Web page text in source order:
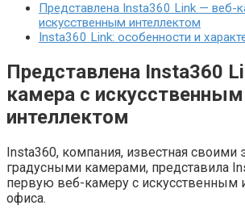
Представлена Insta360 Link — веб-
искусственным интеллектом
Insta360 Link: особенности и
Представлена Insta360
камера с искусственным
интеллектом
Insta360, компания, известная своими
градусными камерами, представила
первую веб-камеру с искусственным
офиса.